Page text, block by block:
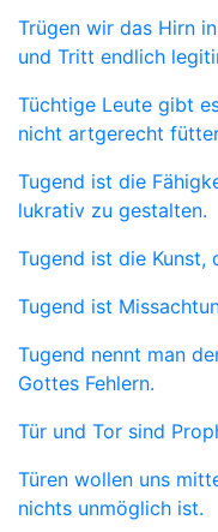
Trügen wir das Hirn
und Tritt endlich
Tüchtige Leute gibt
nicht artgerecht
Tugend ist die
lukrativ zu gestalten.
Tugend ist die Kunst,
Tugend ist
Tugend nennt man
Gottes Fehlern.
Tür und Tor sind
Türen wollen uns
nichts unmöglich ist.